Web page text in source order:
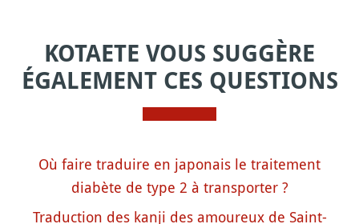
KOTAETE VOUS SUGGÈRE
ÉGALEMENT CES QUESTIONS
Où faire traduire en japonais le traitement
diabète de type 2 à transporter ?
Traduction des kanji des amoureux de Saint-